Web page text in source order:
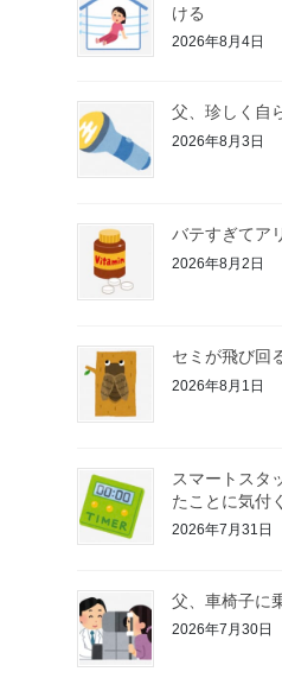
ける
2026年8月4日
父、珍しく自
2026年8月3日
バテすぎてア
2026年8月2日
セミが飛び回
2026年8月1日
スマートスタ
たことに気付く
2026年7月31日
父、車椅子に
2026年7月30日